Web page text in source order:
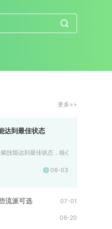
更多>>
达到最佳状态
技能达到最佳状态，核心在于高悟性打
06-03
流派可选 07-01
06-20